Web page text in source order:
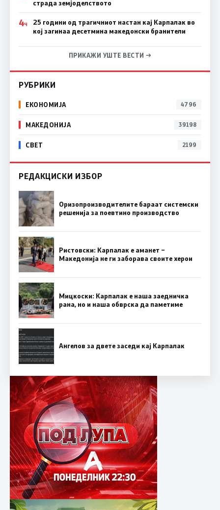
страда земјоделството
4Ч
25 години од трагичниот настан кај Карпалак во
кој загинаа десетмина македонски бранители
ПРИКАЖИ УШТЕ ВЕСТИ →
РУБРИКИ
ЕКОНОМИЈА 4796
МАКЕДОНИЈА 39198
СВЕТ 2199
РЕДАКЦИСКИ ИЗБОР
Оризопроизводителите бараат системски
решенија за поевтино производство
Ристовски: Карпалак е аманет –
Македонија не ги заборава своите херои
Мицкоски: Карпалак е наша заедничка
рана, но и наша обврска да паметиме
Ангелов за двете заседи кај Карпалак